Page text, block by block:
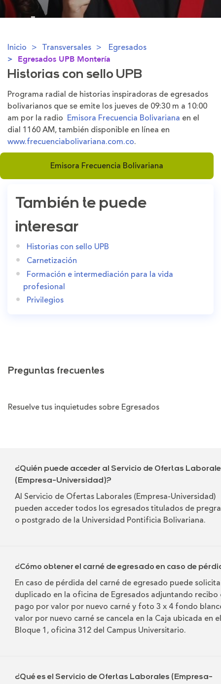
Inicio Transversales Egresados
Egresados UPB Montería
Historias con sello UPB
Programa radial de historias inspiradoras de egresados
bolivarianos que se emite los jueves de 09:30 m a 10:00
am por la radio Emisora Frecuencia Bolivariana en el
dial 1160 AM, también disponible en línea en
www.frecuenciabolivariana.com.co.
Emisora Frecuencia Bolivariana
También te puede
interesar
Historias con sello UPB
Carnetización
Formación e intermediación para la vida
profesional
Privilegios
Preguntas frecuentes
Resuelve tus inquietudes sobre Egresados
¿Quién puede acceder al Servicio de Ofertas
(Empresa-Universidad)?
Al Servicio de Ofertas Laborales (Empresa-Universidad)
pueden acceder todos los egresados titulados de
o postgrado de la Universidad Pontificia Bolivariana.
¿Cómo obtener el carné de egresado en caso de
En caso de pérdida del carné de egresado puede
duplicado en la oficina de Egresados adjuntando recibo
pago por valor por nuevo carné y foto 3 x 4 fondo
valor por nuevo carné se cancela en la Caja ubicada en el
Bloque 1, oficina 312 del Campus Universitario.
¿Qué es el Servicio de Ofertas Laborales (Empresa-